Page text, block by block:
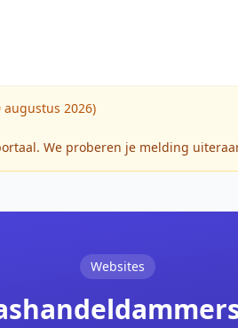
2026)
We proberen je melding
Websites